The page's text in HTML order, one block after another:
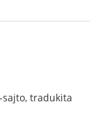
tradukita